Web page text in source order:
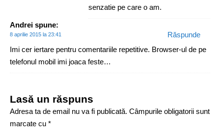
senzatie pe care o am.
Andrei spune:
8 aprilie 2015 la 23:41
Imi cer iertare pentru comentariile repetitive. Browser-ul de pe
telefonul mobil imi joaca feste…
Răspunde
Lasă un răspuns
Adresa ta de email nu va fi publicată. Câmpurile obligatorii sunt
marcate cu *